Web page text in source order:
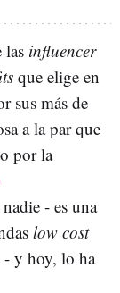
las influencer
que elige en
sus más de
a la par que
por la
- es una
low cost
- y hoy, lo ha